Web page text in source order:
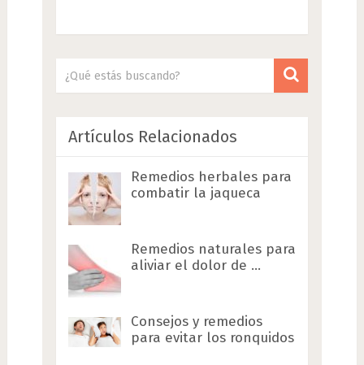
Artículos Relacionados
Remedios herbales para
combatir la jaqueca
Remedios naturales para
aliviar el dolor de …
Consejos y remedios
para evitar los ronquidos